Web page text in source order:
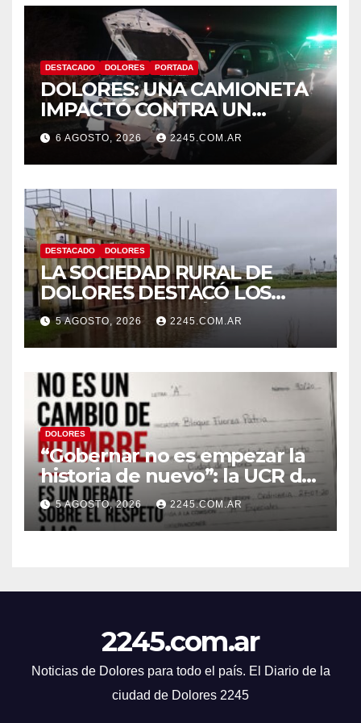
DESTACADO DOLORES PORTADA
DOLORES: UNA CAMIONETA
IMPACTÓ CONTRA UN
ANIMAL VACUNO EN LA
RUTA 63
6 AGOSTO, 2026 2245.COM.AR
DESTACADO DOLORES
LA SOCIEDAD RURAL DE
DOLORES DESTACÓ LOS
TRABAJOS HIDRÁULICOS
REALIZADOS EN EL CANAL 1
5 AGOSTO, 2026 2245.COM.AR
DOLORES
“Gobernar no es empezar la
historia de nuevo”: la UCR de
Dolores rechazó el cambio de
nombre del Estadio Arturo
Umberto Illia
5 AGOSTO, 2026 2245.COM.AR
2245.com.ar
Noticias de Dolores para todo el país. El Diario de la
ciudad de Dolores 2245